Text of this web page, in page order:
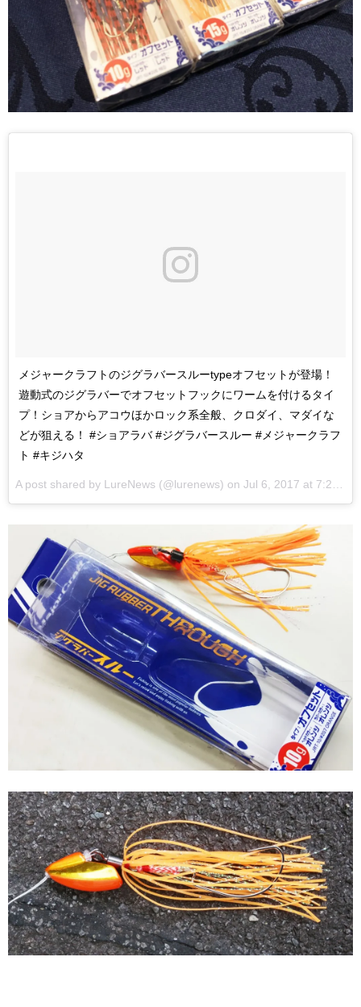
メジャークラフトのジグラバースルーtypeオフセットが登場！
遊動式のジグラバーでオフセットフックにワームを付けるタイ
プ！ショアからアコウほかロック系全般、クロダイ、マダイな
どが狙える！ #ショアラバ #ジグラバースルー #メジャークラフ
ト #キジハタ
A post shared by LureNews (@lurenews) on Jul 6, 2017 at 7:23pm PDT